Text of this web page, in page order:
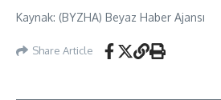
Kaynak: (BYZHA) Beyaz Haber Ajansı
Share Article